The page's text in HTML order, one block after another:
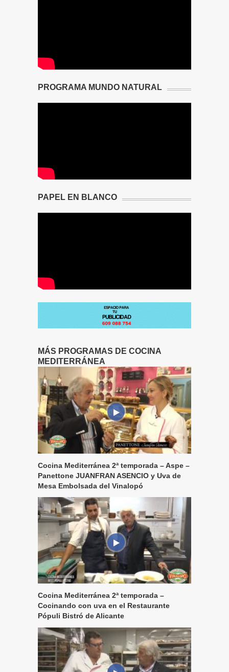
PROGRAMA MUNDO NATURAL
PAPEL EN BLANCO
MÁS PROGRAMAS DE COCINA
MEDITERRÁNEA
Cocina Mediterránea 2ª temporada – Aspe –
Panettone JUANFRAN ASENCIO y Uva de
Mesa Embolsada del Vinalopó
Cocina Mediterránea 2ª temporada –
Cocinando con uva en el Restaurante
Pópuli Bistró de Alicante